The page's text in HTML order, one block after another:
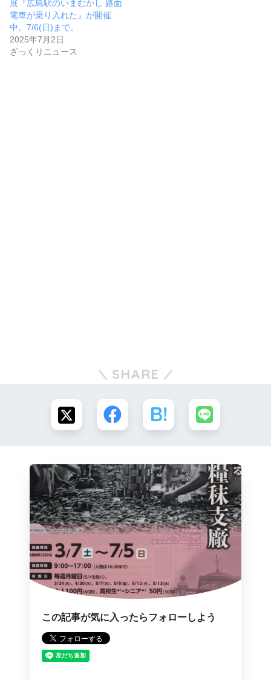
展『広島駅のいまむかし 路面
電車が乗り入れた』が開催
中。7/6(日)まで。
2025年7月2日
ざっくりニュース
SHARE
この記事が気に入ったらフォローしよう